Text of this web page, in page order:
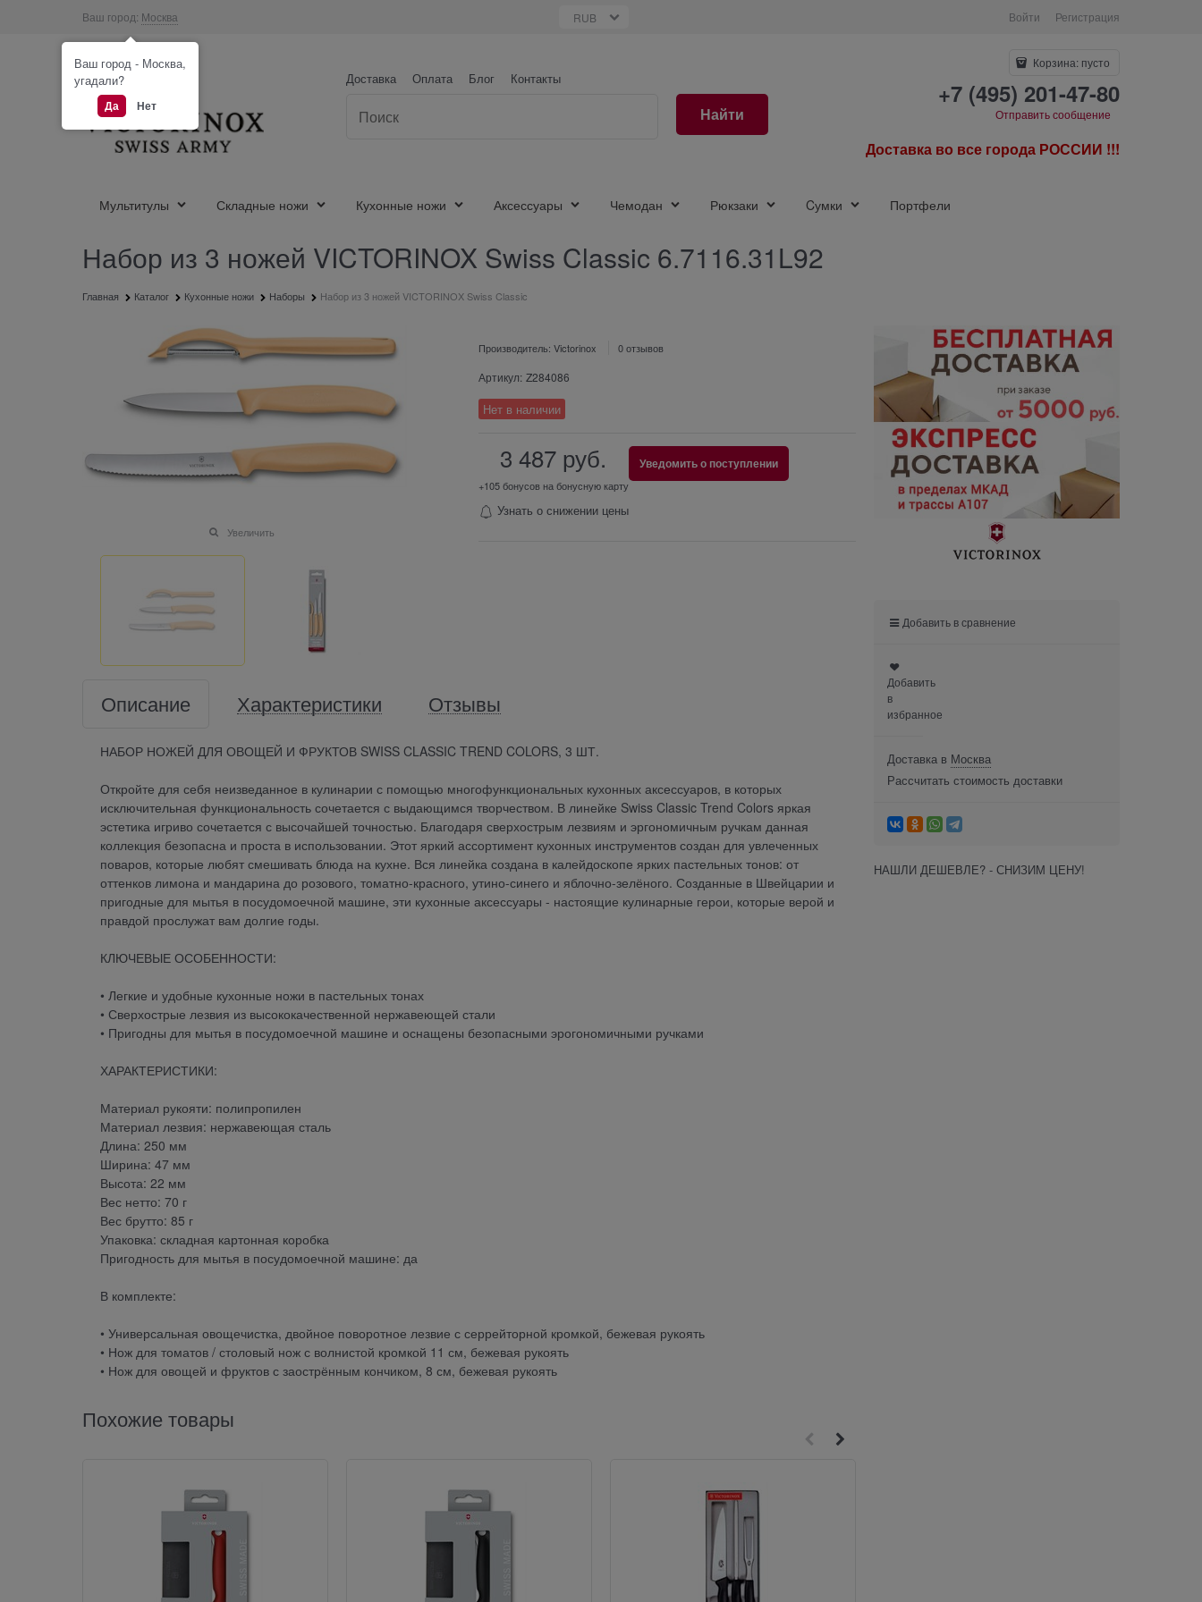
Ваш город: Москва Войти Регистрация
Доставка Оплата Блог Контакты
Найти
Корзина: пусто
+7 (495) 201-47-80
Отправить сообщение
Доставка во все города РОССИИ !!!
Мультитулы Складные ножи Кухонные ножи Аксессуары Чемодан Рюкзаки Cумки Портфели
Набор из 3 ножей VICTORINOX Swiss Classic 6.7116.31L92
Главная Каталог Кухонные ножи Наборы Набор из 3 ножей VICTORINOX Swiss Classic
Увеличить
Производитель: Victorinox 0 отзывов
Артикул: Z284086
Нет в наличии
3 487 руб.
+105 бонусов на бонусную карту
Узнать о снижении цены
Уведомить о поступлении
Описание Характеристики Отзывы
НАБОР НОЖЕЙ ДЛЯ ОВОЩЕЙ И ФРУКТОВ SWISS CLASSIC TREND COLORS, 3 ШТ.
Откройте для себя неизведанное в кулинарии с помощью многофункциональных кухонных аксессуаров, в которых
исключительная функциональность сочетается с выдающимся творчеством. В линейке Swiss Classic Trend Colors яркая
эстетика игриво сочетается с высочайшей точностью. Благодаря сверхострым лезвиям и эргономичным ручкам данная
коллекция безопасна и проста в использовании. Этот яркий ассортимент кухонных инструментов создан для увлеченных
поваров, которые любят смешивать блюда на кухне. Вся линейка создана в калейдоскопе ярких пастельных тонов: от
оттенков лимона и мандарина до розового, томатно-красного, утино-синего и яблочно-зелёного. Созданные в Швейцарии и
пригодные для мытья в посудомоечной машине, эти кухонные аксессуары - настоящие кулинарные герои, которые верой и
правдой прослужат вам долгие годы.
КЛЮЧЕВЫЕ ОСОБЕННОСТИ:
• Легкие и удобные кухонные ножи в пастельных тонах
• Сверхострые лезвия из высококачественной нержавеющей стали
• Пригодны для мытья в посудомоечной машине и оснащены безопасными эрогономичными ручками
ХАРАКТЕРИСТИКИ:
Материал рукояти: полипропилен
Материал лезвия: нержавеющая сталь
Длина: 250 мм
Ширина: 47 мм
Высота: 22 мм
Вес нетто: 70 г
Вес брутто: 85 г
Упаковка: складная картонная коробка
Пригодность для мытья в посудомоечной машине: да
В комплекте:
• Универсальная овощечистка, двойное поворотное лезвие с серрейторной кромкой, бежевая рукоять
• Нож для томатов / столовый нож с волнистой кромкой 11 см, бежевая рукоять
• Нож для овощей и фруктов с заострённым кончиком, 8 см, бежевая рукоять
Похожие товары
Добавить в сравнение
Добавить
в
избранное
Доставка в Москва
Рассчитать стоимость доставки
НАШЛИ ДЕШЕВЛЕ? - СНИЗИМ ЦЕНУ!
Ваш город - Москва,
угадали?
Да Нет